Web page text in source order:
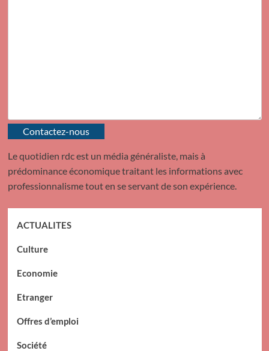
Contactez-nous
Le quotidien rdc est un média généraliste, mais à
prédominance économique traitant les informations avec
professionnalisme tout en se servant de son expérience.
ACTUALITES
Culture
Economie
Etranger
Offres d’emploi
Société